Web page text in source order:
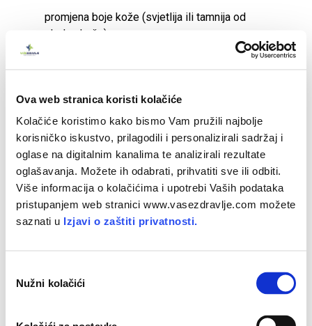
Ova web stranica koristi kolačiće
Kolačiće koristimo kako bismo Vam pružili najbolje
korisničko iskustvo, prilagodili i personalizirali sadržaj i
oglase na digitalnim kanalima te analizirali rezultate
oglašavanja. Možete ih odabrati, prihvatiti sve ili odbiti.
Više informacija o kolačićima i upotrebi Vaših podataka
pristupanjem web stranici www.vasezdravlje.com možete
saznati u Izjavi o zaštiti privatnosti.
Nužni kolačići
promjena boje kože (svjetlija ili tamnija od
okolne kože)
mjehuri ili izbočine ispunjene tekućinom.
Svrbež se može javiti i bez vidljivih promjena na koži.
Komplikacije svrbeža kože
Svrbež kože koji je jak ili traje više od šest tjedana naziva
se kronični pruritus. Može poremetiti san, izazvati tjeskobu
svrbeža, što može dovesti do ozljede kože, infekcije i